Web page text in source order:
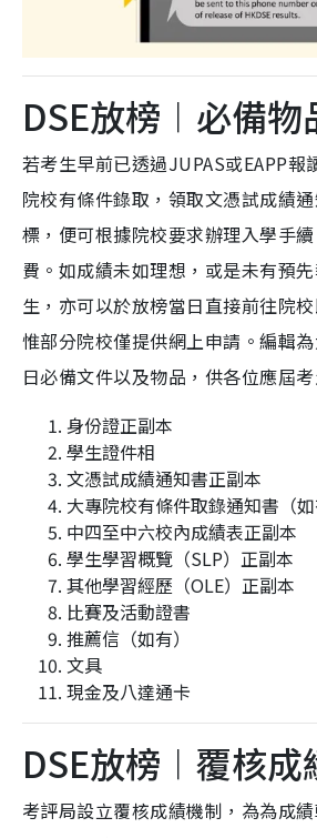
DSE放榜︱必備物
若考生早前已透過JUPAS或EAPP報
院校有條件錄取，領取文憑試成績
標，便可根據院校要求辦理入學手
費。如成績未如理想，或是未有預
生，亦可以於放榜當日直接前往院
惟部分院校僅提供網上申請。編輯
日必備文件以及物品，供各位應屆考
身份證正副本
學生證件相
文憑試成績通知書正副本
大專院校有條件取錄通知書（如
中四至中六校內成績表正副本
學生學習概覽（SLP）正副本
其他學習經歷（OLE）正副本
比賽及活動證書
推薦信（如有）
文具
現金及八達通卡
DSE放榜︱覆核成
考評局設立覆核成績機制，為為成